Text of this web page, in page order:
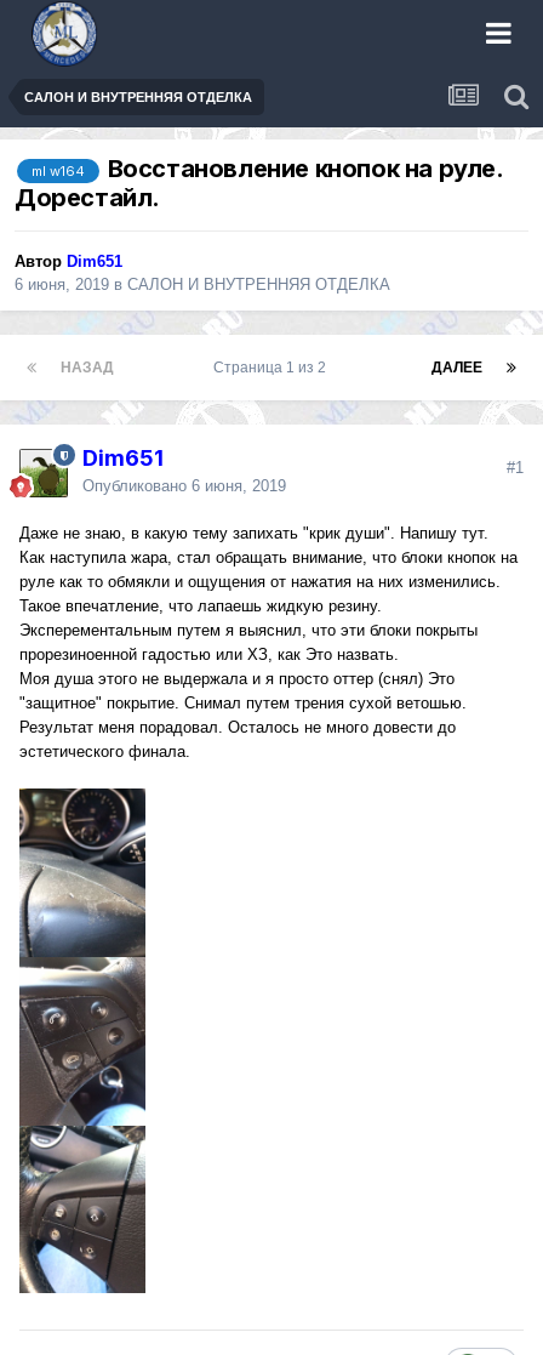
САЛОН И ВНУТРЕННЯЯ ОТДЕЛКА
ml w164
Восстановление кнопок на руле.
Дорестайл.
Автор Dim651
6 июня, 2019 в САЛОН И ВНУТРЕННЯЯ ОТДЕЛКА
НАЗАД ДАЛЕЕ
Страница 1 из 2
Dim651
Опубликовано 6 июня, 2019
#1
Даже не знаю, в какую тему запихать "крик души". Напишу тут.
Как наступила жара, стал обращать внимание, что блоки кнопок на
руле как то обмякли и ощущения от нажатия на них изменились.
Такое впечатление, что лапаешь жидкую резину.
Эксперементальным путем я выяснил, что эти блоки покрыты
прорезиноенной гадостью или ХЗ, как Это назвать.
Моя душа этого не выдержала и я просто оттер (снял) Это
"защитное" покрытие. Снимал путем трения сухой ветошью.
Результат меня порадовал. Осталось не много довести до
эстетического финала.